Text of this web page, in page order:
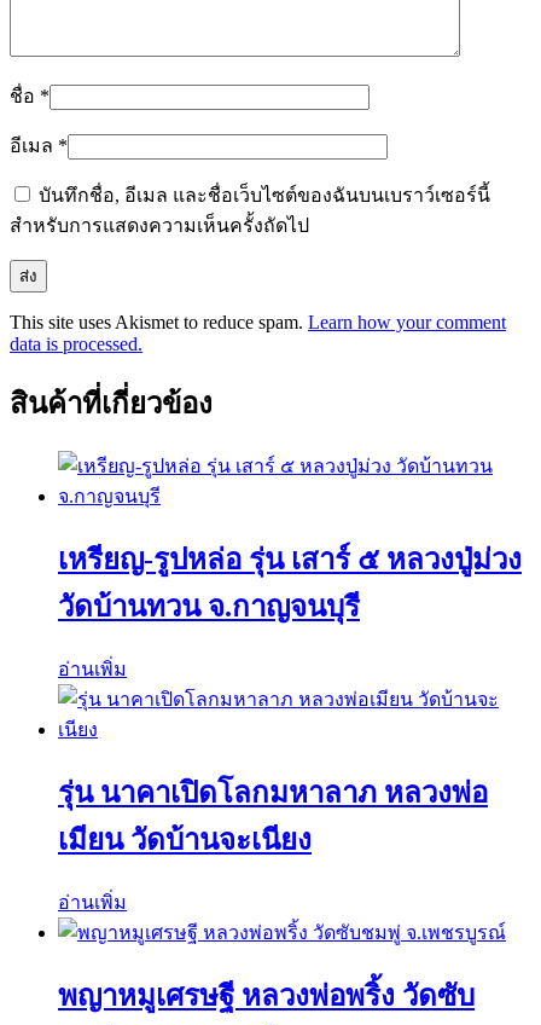
ชื่อ *
อีเมล *
บันทึกชื่อ, อีเมล และชื่อเว็บไซต์ของฉันบนเบราว์เซอร์นี้
สำหรับการแสดงความเห็นครั้งถัดไป
This site uses Akismet to reduce spam. Learn how your comment
data is processed.
สินค้าที่เกี่ยวข้อง
เหรียญ-รูปหล่อ รุ่น เสาร์ ๕ หลวงปู่ม่วง
วัดบ้านทวน จ.กาญจนบุรี
อ่านเพิ่ม
รุ่น นาคาเปิดโลกมหาลาภ หลวงพ่อ
เมียน วัดบ้านจะเนียง
อ่านเพิ่ม
พญาหมูเศรษฐี หลวงพ่อพริ้ง วัดซับ